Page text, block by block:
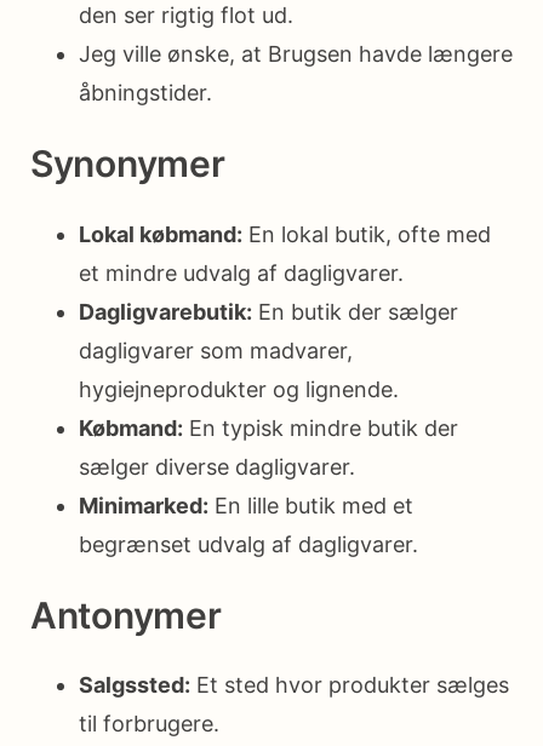
den ser rigtig flot ud.
Jeg ville ønske, at Brugsen havde længere
åbningstider.
Synonymer
Lokal købmand: En lokal butik, ofte med
et mindre udvalg af dagligvarer.
Dagligvarebutik: En butik der sælger
dagligvarer som madvarer,
hygiejneprodukter og lignende.
Købmand: En typisk mindre butik der
sælger diverse dagligvarer.
Minimarked: En lille butik med et
begrænset udvalg af dagligvarer.
Antonymer
Salgssted: Et sted hvor produkter sælges
til forbrugere.